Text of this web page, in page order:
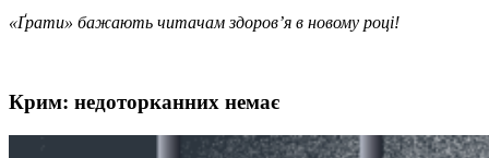
«Ґрати» бажають читачам здоров’я в новому році!
Крим: недоторканних немає